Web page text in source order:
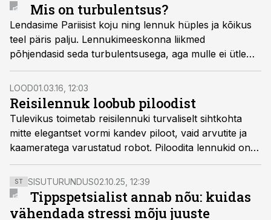
Mis on turbulentsus?
Lendasime Pariisist koju ning lennuk hüples ja kõikus
teel päris palju. Lennukimeeskonna liikmed
põhjendasid seda turbulentsusega, aga mulle ei ütle
see sõna eriti midagi. Mida see tähendab ja miks see
tekib?
LOOD01.03.16, 12:03
Reisilennuk loobub piloodist
Tulevikus toimetab reisilennuki turvaliselt sihtkohta
mitte elegantset vormi kandev piloot, vaid arvutite ja
kaameratega varustatud robot. Piloodita lennukid on
asunud õhuruumi vallutama ning võivad mõne
aastakümne pärast saada selle ainuvalitsejateks.
ST SISUTURUNDUS02.10.25, 12:39
Tippspetsialist annab nõu: kuidas
vähendada stressi mõju juuste